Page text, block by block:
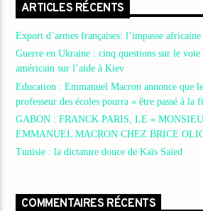
ARTICLES RÉCENTS
Export d’armes françaises: l’impasse africaine
Guerre en Ukraine : cinq questions sur le vote
américain sur l’aide à Kiev
Education : Emmanuel Macron annonce que
professeur des écoles pourra « être passé à la
GABON : FRANCK PARIS, LE «
EMMANUEL MACRON CHEZ BRICE
Tunisie : la dictature douce de Kaïs Saïed
COMMENTAIRES RÉCENTS